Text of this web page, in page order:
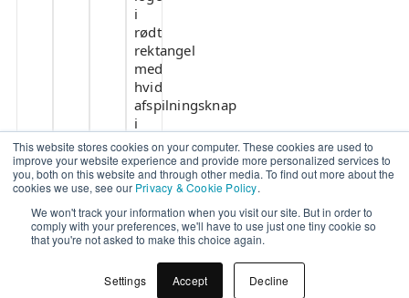
This website stores cookies on your computer. These cookies are used to
improve your website experience and provide more personalized services to
you, both on this website and through other media. To find out more about the
cookies we use, see our Privacy & Cookie Policy.
We won't track your information when you visit our site. But in order to
comply with your preferences, we'll have to use just one tiny cookie so
that you're not asked to make this choice again.
Settings Accept Decline